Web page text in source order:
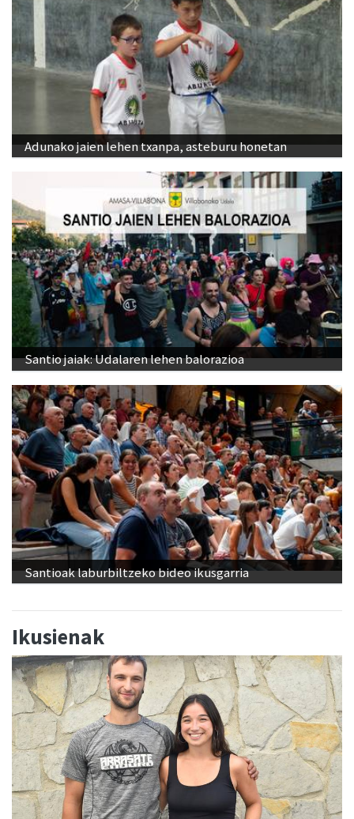
Adunako jaien lehen txanpa, asteburu honetan
Santio jaiak: Udalaren lehen balorazioa
Santioak laburbiltzeko bideo ikusgarria
Ikusienak